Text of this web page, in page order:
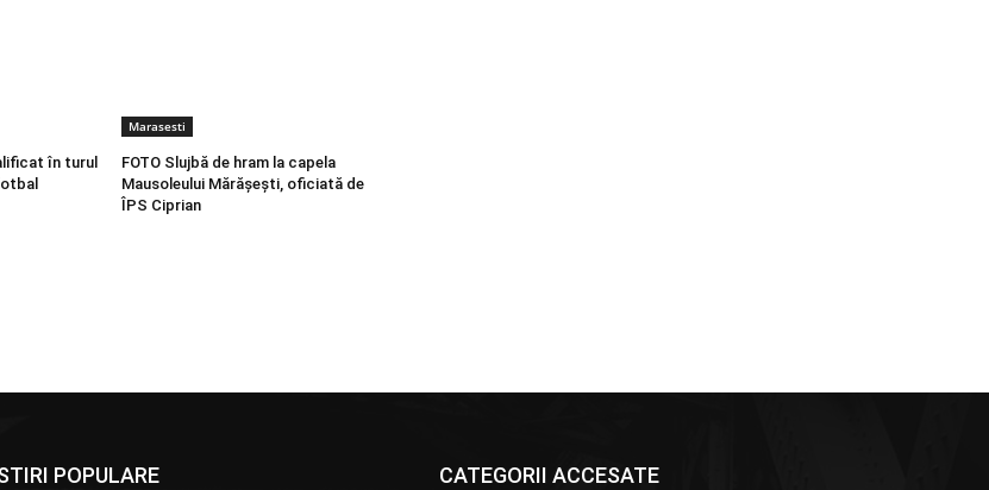
în turul
Marasesti
FOTO Slujbă de hram la capela
Mausoleului Mărășești, oficiată de
ÎPS Ciprian
POPULARE CATEGORII ACCESATE